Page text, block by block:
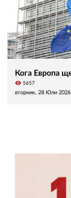
Кога Европа
visibility 5657
вторник, 28 Юли